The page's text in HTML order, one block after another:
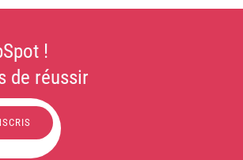
!
de réussir